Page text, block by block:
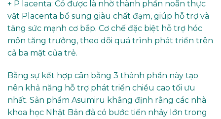
+ P lacenta: Có được là nhờ thành phần noãn thực
vật Placenta bổ sung giàu chất đạm, giúp hỗ trợ và
tăng sức mạnh cơ bắp. Cơ chế đặc biệt hỗ trợ hóc
môn tăng trưởng, theo dõi quá trình phát triển trên
cả ba mặt của trẻ.
Bằng sự kết hợp cân bằng 3 thành phần này tạo
nên khả năng hỗ trợ phát triển chiều cao tối ưu
nhất. Sản phẩm Asumiru khẳng định rằng các nhà
khoa học Nhật Bản đã có bước tiến nhảy lớn trong